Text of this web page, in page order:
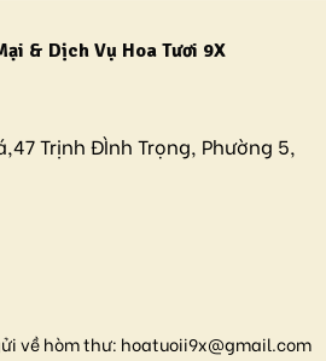
& Dịch Vụ Hoa Tươi 9X
Trịnh ĐÌnh Trọng, Phường 5,
về hòm thư: hoatuoii9x@gmail.com